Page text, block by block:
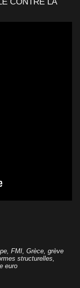
, FMI, Grèce, grève
structurelles,
euro